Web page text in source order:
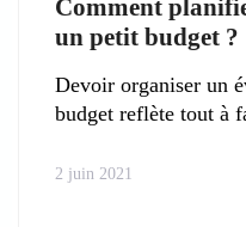
Comment
un petit budget ?
Devoir organiser un
budget reflète tout à
2 juin 2021